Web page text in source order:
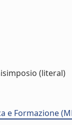
(literal)
Formazione